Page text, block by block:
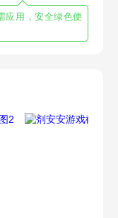
应用，安全绿色便